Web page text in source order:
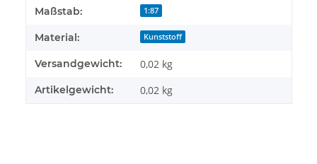
Produkteigenschaft
Wert
Maßstab: 1:87
Material: Kunststoff
Versandgewicht: 0,02 kg
Artikelgewicht: 0,02 kg